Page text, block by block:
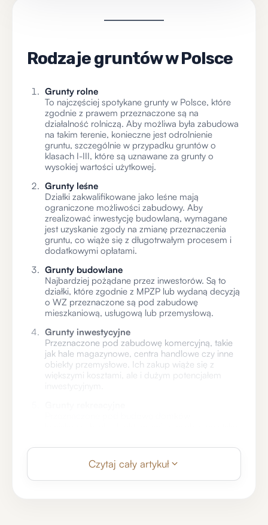
Rodzaje gruntów w Polsce
Grunty rolne
To najczęściej spotykane grunty w Polsce, które
zgodnie z prawem przeznaczone są na
działalność rolniczą. Aby możliwa była zabudowa
na takim terenie, konieczne jest odrolnienie
gruntu, szczególnie w przypadku gruntów o
klasach I-III, które są uznawane za grunty o
wysokiej wartości użytkowej.
Grunty leśne
Działki zakwalifikowane jako leśne mają
ograniczone możliwości zabudowy. Aby
zrealizować inwestycję budowlaną, wymagane
jest uzyskanie zgody na zmianę przeznaczenia
gruntu, co wiąże się z długotrwałym procesem i
dodatkowymi opłatami.
Grunty budowlane
Najbardziej pożądane przez inwestorów. Są to
działki, które zgodnie z MPZP lub wydaną decyzją
o WZ przeznaczone są pod zabudowę
mieszkaniową, usługową lub przemysłową.
Grunty inwestycyjne
Przeznaczone pod zabudowę komercyjną, takie
jak hale magazynowe, centra handlowe czy inne
obiekty przemysłowe. Ich zakup wiąże się z
większymi kosztami, ale i dużym potencjałem
przeznaczenie na budowlane, jednak proces ten
wymaga zgody lokalnych organów.
Czytaj cały artykuł